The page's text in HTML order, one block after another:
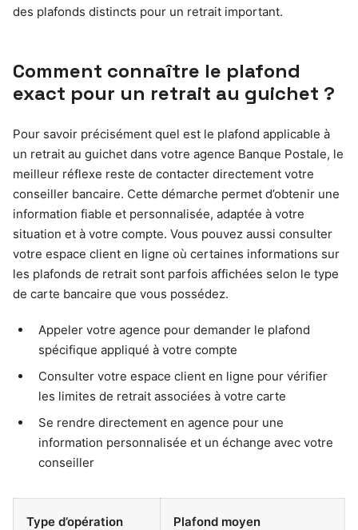
des plafonds distincts pour un retrait important.
Comment connaître le plafond
exact pour un retrait au guichet ?
Pour savoir précisément quel est le plafond applicable à
un retrait au guichet dans votre agence Banque Postale, le
meilleur réflexe reste de contacter directement votre
conseiller bancaire. Cette démarche permet d’obtenir une
information fiable et personnalisée, adaptée à votre
situation et à votre compte. Vous pouvez aussi consulter
votre espace client en ligne où certaines informations sur
les plafonds de retrait sont parfois affichées selon le type
de carte bancaire que vous possédez.
Appeler votre agence pour demander le plafond
spécifique appliqué à votre compte
Consulter votre espace client en ligne pour vérifier
les limites de retrait associées à votre carte
Se rendre directement en agence pour une
information personnalisée et un échange avec votre
conseiller
Type d’opération Plafond moyen